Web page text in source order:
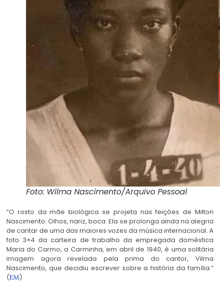
Foto: Wilma Nascimento/Arquivo Pessoal
“O rosto da mãe biológica se projeta nas feições de Milton
Nascimento. Olhos, nariz, boca. Ela se prolonga ainda na alegria
de cantar de uma das maiores vozes da música internacional. A
foto 3×4 da carteira de trabalho da empregada doméstica
Maria do Carmo, a Carminha, em abril de 1940, é uma solitária
imagem agora revelada pela prima do cantor, Vilma
Nascimento, que decidiu escrever sobre a história da família.”
(EM)